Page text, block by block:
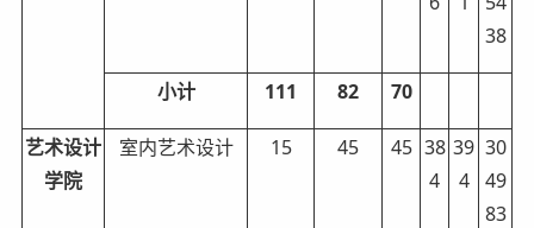
38
小计 111 82 70
艺术设计
学院
室内艺术设计 15 45 45 38
4
39
4
30
49
83